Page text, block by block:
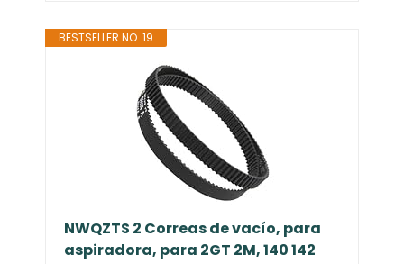
BESTSELLER NO. 19
NWQZTS 2 Correas de vacío, para
aspiradora, para 2GT 2M, 140 142